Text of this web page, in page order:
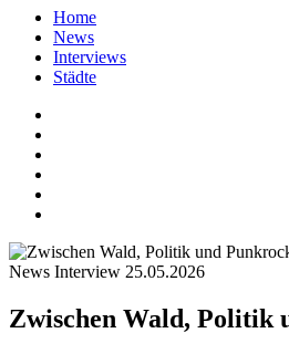
Home
News
Interviews
Städte
News Interview 25.05.2026
Zwischen Wald, Politik